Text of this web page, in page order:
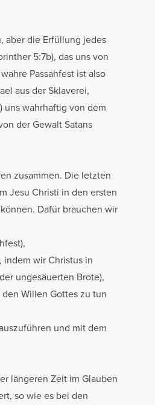
aber die Erfüllung jedes
5:7b), das uns von
Passahfest ist also
aus der Sklaverei,
uns wahrhaftig von dem
der Gewalt Satans
zusammen. Die letzten
Jesu Christi in den ersten
Dafür brauchen wir
wir Christus in
ungesäuerten Brote),
Willen Gottes zu tun
und mit dem
längeren Zeit im Glauben
so wie es bei den